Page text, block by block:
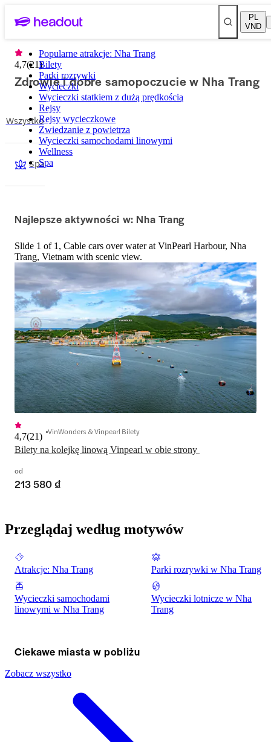
PL
VND
Popularne atrakcje: Nha Trang
Bilety
Parki rozrywki
Wycieczki
Wycieczki statkiem z dużą prędkością
Rejsy
Rejsy wycieczkowe
Zwiedzanie z powietrza
Wycieczki samochodami linowymi
Wellness
Spa
4,7(21)
Zdrowie i dobre samopoczucie w Nha Trang
Wszystko
Spa
Najlepsze aktywności w: Nha Trang
Slide 1 of 1, Cable cars over water at VinPearl Harbour, Nha
Trang, Vietnam with scenic view.
4,7(21) VinWonders & Vinpearl Bilety
od
213 580 ₫
Przeglądaj według motywów
Atrakcje: Nha Trang Parki rozrywki w Nha Trang
Wycieczki samochodami
linowymi w Nha Trang
Wycieczki lotnicze w Nha
Trang
Ciekawe miasta w pobliżu
Zobacz wszystko